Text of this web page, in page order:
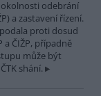
odebrání
a zastavení řízení.
proti dosud
ČIŽP, případně
může být
shání.